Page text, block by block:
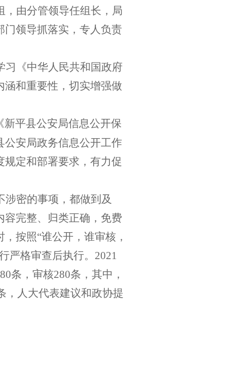
，由分管领导任组长，局
领导抓落实，专人负责
习《中华人民共和国政府
和重要性，切实增强做
平县公安局信息公开保
公安局政务信息公开工作
定和部署要求，有力促
密的事项，都做到及
完整、归类正确，免费
按照“谁公开，谁审核，
严格审查后执行。 2021
条，审核280条，其中，
，人大代表建议和政协提